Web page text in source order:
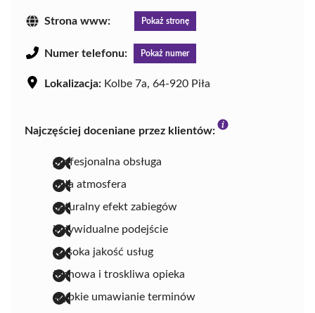
Strona www: Pokaż stronę
Numer telefonu: Pokaż numer
Lokalizacja: Kolbe 7a, 64-920 Piła
Najczęściej doceniane przez klientów:
profesjonalna obsługa
miła atmosfera
naturalny efekt zabiegów
indywidualne podejście
wysoka jakość usług
fachowa i troskliwa opieka
szybkie umawianie terminów